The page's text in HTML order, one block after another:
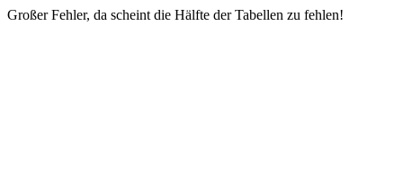
Großer Fehler, da scheint die Hälfte der Tabellen zu fehlen!